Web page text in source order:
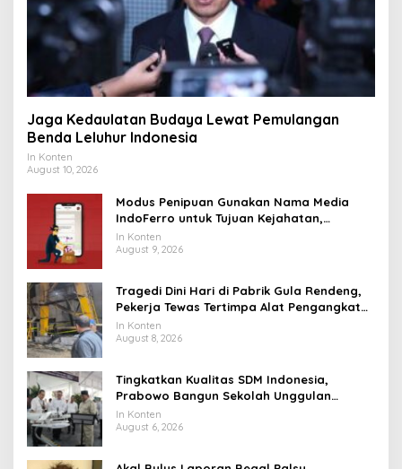
Jaga Kedaulatan Budaya Lewat Pemulangan
Benda Leluhur Indonesia
In Konten
August 10, 2026
Modus Penipuan Gunakan Nama Media
IndoFerro untuk Tujuan Kejahatan,
Waspadalah!
In Konten
August 9, 2026
Tragedi Dini Hari di Pabrik Gula Rendeng,
Pekerja Tewas Tertimpa Alat Pengangkat
Tebu
In Konten
August 8, 2026
Tingkatkan Kualitas SDM Indonesia,
Prabowo Bangun Sekolah Unggulan
hingga Undang Universitas Terbaik Dunia
In Konten
August 6, 2026